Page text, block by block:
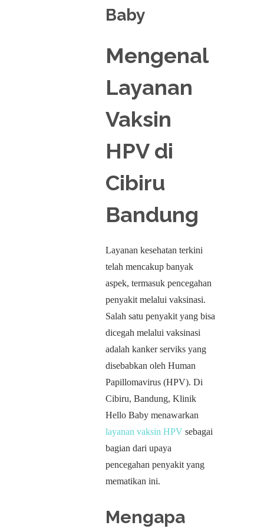
Mengenal
Layanan
Vaksin
HPV di
Cibiru
Bandung
Layanan kesehatan terkini
telah mencakup banyak
aspek, termasuk pencegahan
penyakit melalui vaksinasi.
Salah satu penyakit yang bisa
dicegah melalui vaksinasi
adalah kanker serviks yang
disebabkan oleh Human
Papillomavirus (HPV). Di
Cibiru, Bandung, Klinik
Hello Baby menawarkan
layanan vaksin HPV sebagai
bagian dari upaya
pencegahan penyakit yang
mematikan ini.
Mengapa